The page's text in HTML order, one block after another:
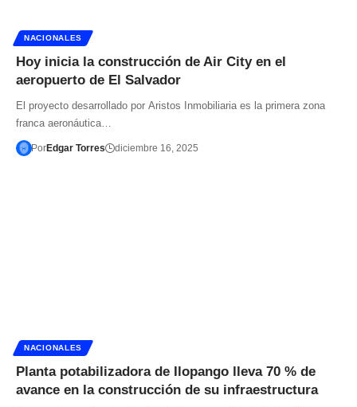
NACIONALES
Hoy inicia la construcción de Air City en el
aeropuerto de El Salvador
El proyecto desarrollado por Aristos Inmobiliaria es la primera zona
franca aeronáutica…
PorEdgar Torres diciembre 16, 2025
NACIONALES
Planta potabilizadora de Ilopango lleva 70 % de
avance en la construcción de su infraestructura